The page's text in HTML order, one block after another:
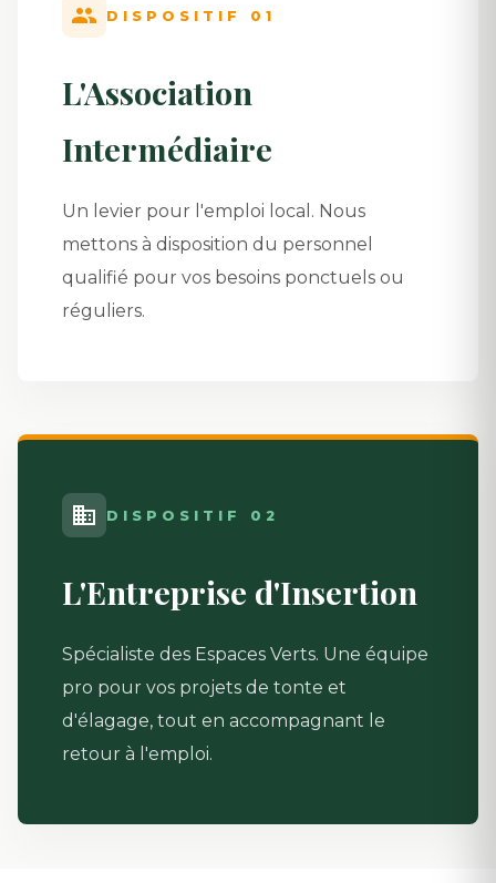
DISPOSITIF 01
L'Association
Intermédiaire
Un levier pour l'emploi local. Nous
mettons à disposition du personnel
qualifié pour vos besoins ponctuels ou
réguliers.
DISPOSITIF 02
L'Entreprise d'Insertion
Spécialiste des Espaces Verts. Une équipe
pro pour vos projets de tonte et
d'élagage, tout en accompagnant le
retour à l'emploi.